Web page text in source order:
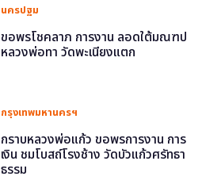
นครปฐม
ขอพรโชคลาภ การงาน ลอดใต้มณฑป
หลวงพ่อทา วัดพะเนียงแตก
กรุงเทพมหานครฯ
กราบหลวงพ่อแก้ว ขอพรการงาน การ
เงิน ชมโบสถ์โรงช้าง วัดบัวแก้วศรัทธา
ธรรม